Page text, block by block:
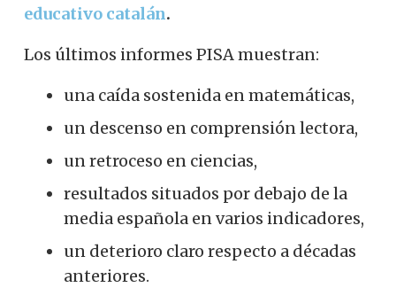
educativo catalán.
Los últimos informes PISA muestran:
una caída sostenida en matemáticas,
un descenso en comprensión lectora,
un retroceso en ciencias,
resultados situados por debajo de la
media española en varios indicadores,
un deterioro claro respecto a décadas
anteriores.